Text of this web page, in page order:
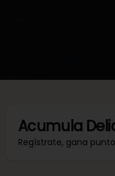
Acumula
Regístrate, gana